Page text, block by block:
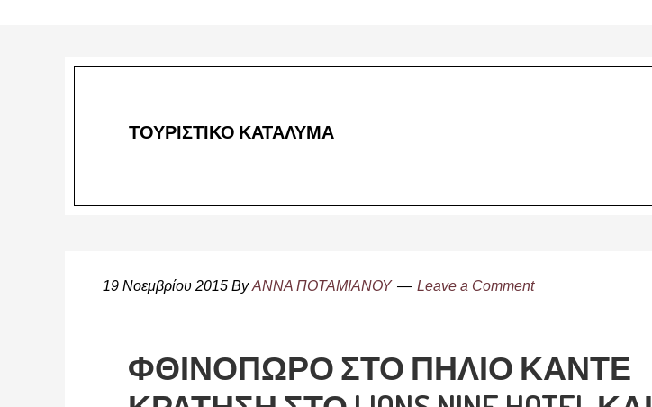
ΤΟΥΡΙΣΤΙΚΟ ΚΑΤΑΛΥΜΑ
19 Νοεμβρίου 2015 ByΑΝΝΑ ΠΟΤΑΜΙΑΝΟΥ Leave a Comment
ΦΘΙΝΟΠΩΡΟ ΣΤΟ ΠΗΛΙΟ ΚΑΝΤΕ